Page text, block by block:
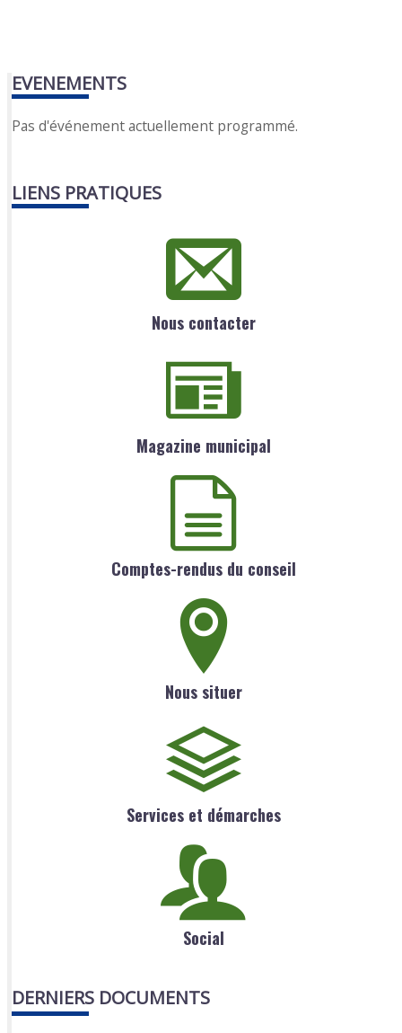
EVENEMENTS
Pas d'événement actuellement programmé.
LIENS PRATIQUES
Nous contacter
Magazine municipal
Comptes-rendus du conseil
Nous situer
Services et démarches
Social
DERNIERS DOCUMENTS